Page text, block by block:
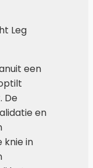
Leg
een
De
en
knie in